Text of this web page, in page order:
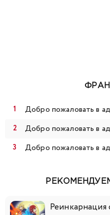
Добро пожаловать в
Добро пожаловать в
Добро пожаловать в